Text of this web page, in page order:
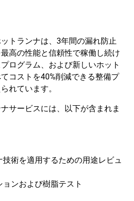
トランナは、3年間の漏れ防止
高の性能と信頼性で稼働し続け
ログラム、および新しいホット
コストを40%削減できる整備プ
れています。
サービスには、以下が含まれま
術を適用するための用途レビュ
ンおよび樹脂テスト